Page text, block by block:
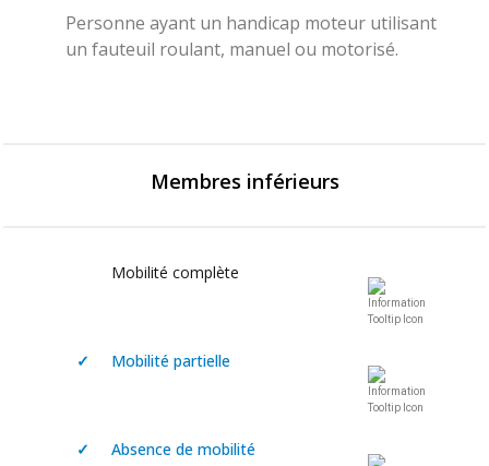
Personne ayant un handicap moteur utilisant
un fauteuil roulant, manuel ou motorisé.
Membres inférieurs
Mobilité complète
✓ Mobilité partielle
✓ Absence de mobilité